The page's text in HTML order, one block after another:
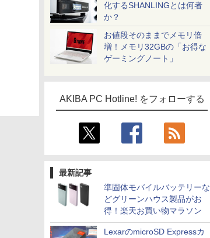
化するSHANLINGとは何者
か？
お値段そのままでメモリ倍
増！メモリ32GBの「お得な
ゲーミングノート」
AKIBA PC Hotline! をフォローする
最新記事
準固体モバイルバッテリーな
どグリーンハウス製品がお
得！楽天お買い物マラソン
LexarのmicroSD Expressカ